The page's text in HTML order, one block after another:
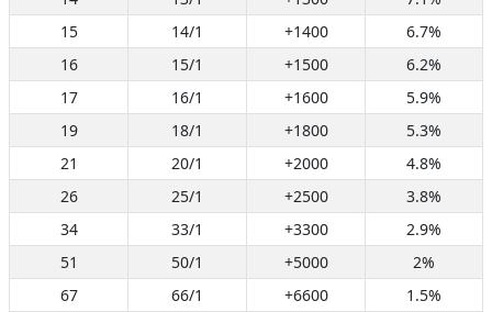
15
14/1 +1400
6.7%
16
15/1 +1500
6.2%
17
16/1 +1600
5.9%
19
18/1 +1800
5.3%
21
20/1 +2000
4.8%
26
25/1 +2500
3.8%
34
33/1 +3300
2.9%
51
50/1 +5000
2%
67
66/1 +6600
1.5%